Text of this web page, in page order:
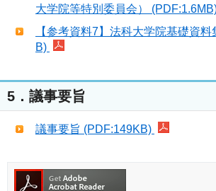
大学院等特別委員会）
【参考資料7】法科大学院基礎資料
B)
5．議事要旨
議事要旨 (PDF:149KB)